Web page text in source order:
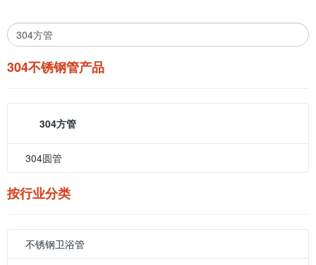
304不锈钢管产品
304方管
304圆管
按行业分类
不锈钢卫浴管